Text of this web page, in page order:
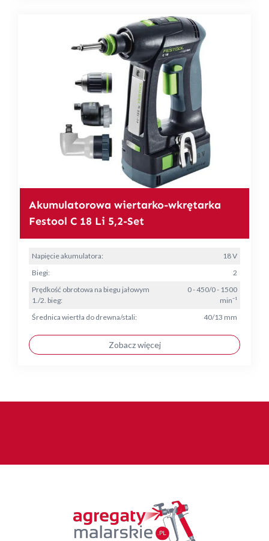
Akumulatorowa wiertarko-wkrętarka
Festool C 18 Li 5,2-Set
Napięcie akumulatora:
18 V
Biegi:
2
Prędkość obrotowa na biegu jałowym
1./2. bieg:
0 - 450/0 - 1500
min⁻¹
Średnica wiertła do drewna/stali:
40/13 mm
Zobacz więcej